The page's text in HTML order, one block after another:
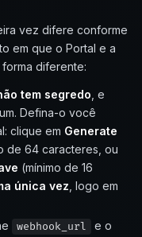
vez difere conforme
em que o Portal e a
diferente:
tem segredo , e
Defina-o você
clique em Generate
de 64 caracteres, ou
(mínimo de 16
única vez , logo em
webhook_url
e o